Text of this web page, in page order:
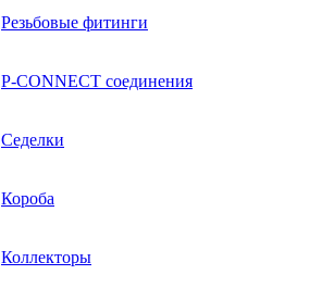
Резьбовые фитинги
P-CONNECT соединения
Седелки
Короба
Коллекторы